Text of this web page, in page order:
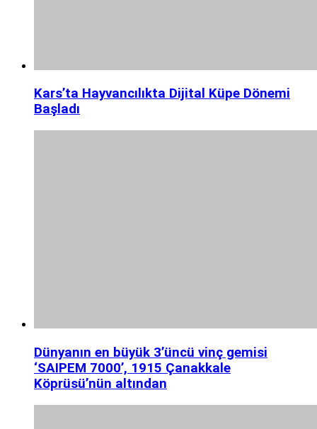
Kars’ta Hayvancılıkta Dijital Küpe Dönemi
Başladı
Dünyanın en büyük 3’üncü vinç gemisi
‘SAIPEM 7000’, 1915 Çanakkale
Köprüsü’nün altından